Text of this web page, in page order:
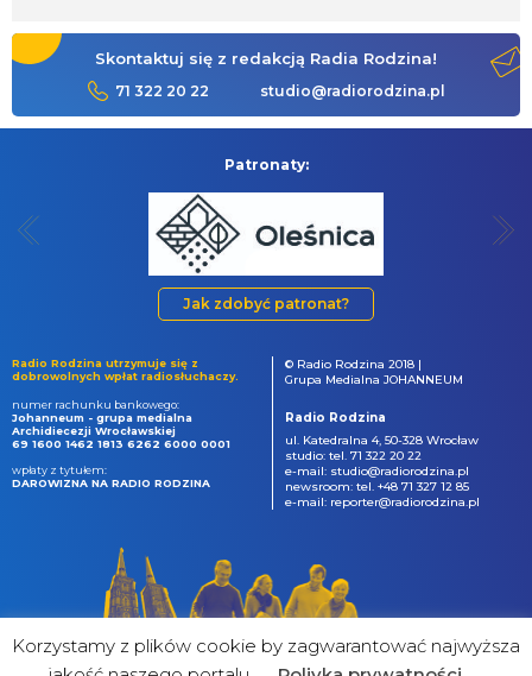
Skontaktuj się z redakcją Radia Rodzina!
71 322 20 22 studio@radiorodzina.pl
Patronaty:
Jak zdobyć patronat?
Radio Rodzina utrzymuje się z
dobrowolnych wpłat radiosłuchaczy.
numer rachunku bankowego:
Johanneum - grupa medialna
Archidiecezji Wrocławskiej
69 1600 1462 1813 6262 6000 0001
wpłaty z tytułem:
DAROWIZNA NA RADIO RODZINA
© Radio Rodzina 2018 |
Grupa Medialna JOHANNEUM
Radio Rodzina
ul. Katedralna 4, 50-328 Wrocław
studio: tel. 71 322 20 22
e-mail: studio@radiorodzina.pl
newsroom: tel. +48 71 327 12 85
e-mail: reporter@radiorodzina.pl
Korzystamy z plików cookie by zagwarantować najwyższa